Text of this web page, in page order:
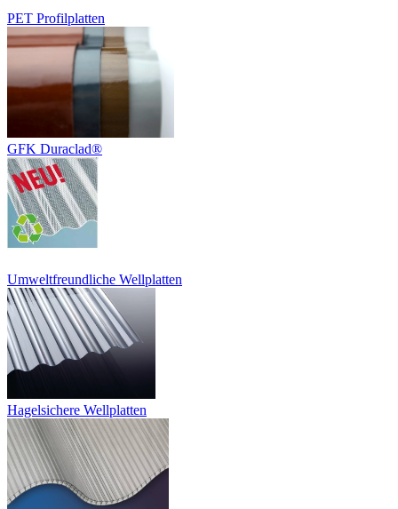
PET Profilplatten
GFK Duraclad®
Umweltfreundliche Wellplatten
Hagelsichere Wellplatten